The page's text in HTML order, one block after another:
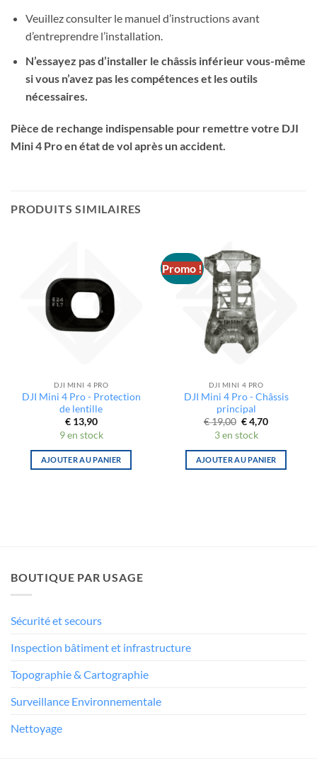
Veuillez consulter le manuel d’instructions avant
d’entreprendre l’installation.
N’essayez pas d’installer le châssis inférieur vous-même
si vous n’avez pas les compétences et les outils
nécessaires.
Pièce de rechange indispensable pour remettre votre DJI
Mini 4 Pro en état de vol après un accident.
PRODUITS SIMILAIRES
DJI MINI 4 PRO
DJI Mini 4 Pro - Protection
de lentille
€13,90
9 en stock
AJOUTER AU PANIER
Promo !
DJI MINI 4 PRO
DJI Mini 4 Pro - Châssis
principal
€19,00 Le
prix
initial
était :
€ 19,00.
€4,70Le
est :
€ 4,70.
3 en stock
AJOUTER AU PANIER
BOUTIQUE PAR USAGE
Sécurité et secours
Inspection bâtiment et infrastructure
Topographie & Cartographie
Surveillance Environnementale
Nettoyage